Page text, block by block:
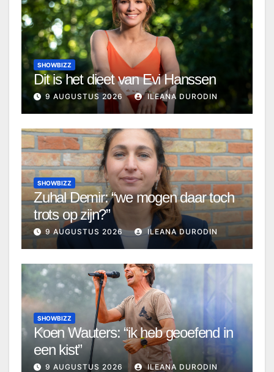
SHOWBIZZ
Dit is het dieet van Evi Hanssen
9 AUGUSTUS 2026 ILEANA DURODIN
SHOWBIZZ
Zuhal Demir: “we mogen daar toch
trots op zijn?”
9 AUGUSTUS 2026 ILEANA DURODIN
SHOWBIZZ
Koen Wauters: “ik heb geoefend in
een kist”
9 AUGUSTUS 2026 ILEANA DURODIN